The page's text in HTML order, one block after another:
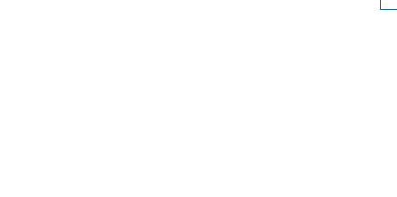
vậy tôi đã thêm hai cây cà chua và